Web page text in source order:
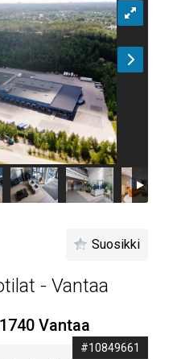
Suosikki
- Vantaa
Vantaa
#10849661